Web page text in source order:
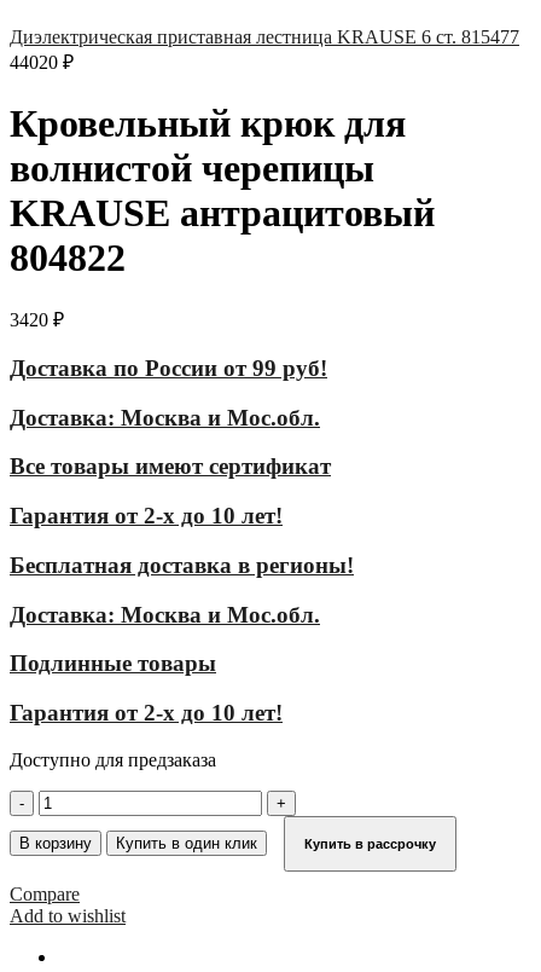
Диэлектрическая приставная лестница KRAUSE 6 ст. 815477
44020 ₽
Кровельный крюк для
волнистой черепицы
KRAUSE антрацитовый
804822
3420 ₽
Доставка по России от 99 руб!
Доставка: Москва и Мос.обл.
Все товары имеют сертификат
Гарантия от 2-х до 10 лет!
Бесплатная доставка в регионы!
Доставка: Москва и Мос.обл.
Подлинные товары
Гарантия от 2-х до 10 лет!
Доступно для предзаказа
Количество
товара
Кровельный
для
волнистой
черепицы
KRAUSE
В корзину Купить в один клик Купить в рассрочку
Compare
Add to wishlist